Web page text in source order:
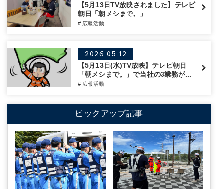
【5月13日TV放映されました】テレビ
朝日「朝メシまで。」
# 広報活動
2026.05.12
【5月13日(水)TV放映】テレビ朝日
「朝メシまで。」で当社の3業務が...
# 広報活動
ピックアップ記事